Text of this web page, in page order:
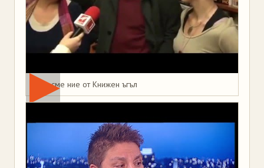
Това сме ние от Книжен ъгъл